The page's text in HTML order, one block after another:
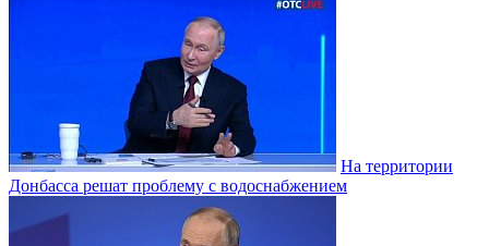
На территории
Донбасса решат проблему с водоснабжением